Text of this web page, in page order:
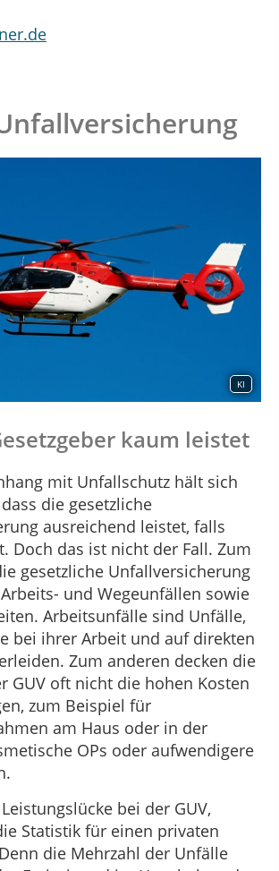
KI
kaum leistet
mit Unfallschutz hält sich
die gesetzliche
ausreichend leistet, falls
Doch das ist nicht der Fall. Zum
gesetzliche Unfallversicherung
und Wegeunfällen sowie
Arbeitsunfälle sind Unfälle,
bei ihrer Arbeit und auf direkten
Zum anderen decken die
GUV oft nicht die hohen Kosten
zum Beispiel für
am Haus oder in der
OPs oder aufwendigere
bei der GUV,
Statistik für einen privaten
die Mehrzahl der Unfälle